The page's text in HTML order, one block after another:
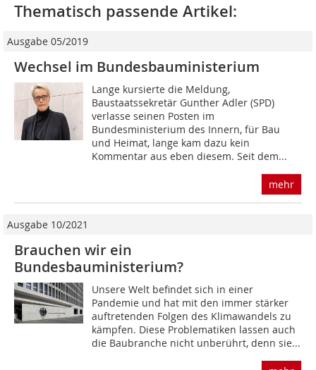
Thematisch passende Artikel:
Ausgabe 05/2019
Wechsel im Bundesbauministerium
Lange kursierte die Meldung,
Baustaatssekretär Gunther Adler (SPD)
verlasse seinen Posten im
Bundesministerium des Innern, für Bau
und Heimat, lange kam dazu kein
Kommentar aus eben diesem. Seit dem...
mehr
Ausgabe 10/2021
Brauchen wir ein
Bundesbauministerium?
Unsere Welt befindet sich in einer
Pandemie und hat mit den immer stärker
auftretenden Folgen des Klimawandels zu
kämpfen. Diese Problematiken lassen auch
die Baubranche nicht unberührt, denn sie...